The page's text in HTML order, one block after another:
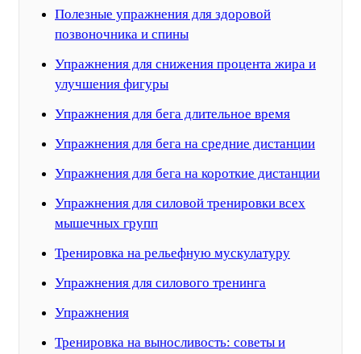
Полезные упражнения для здоровой
позвоночника и спины
Упражнения для снижения процента жира и
улучшения фигуры
Упражнения для бега длительное время
Упражнения для бега на средние дистанции
Упражнения для бега на короткие дистанции
Упражнения для силовой тренировки всех
мышечных групп
Тренировка на рельефную мускулатуру
Упражнения для силового тренинга
Упражнения
Тренировка на выносливость: советы и